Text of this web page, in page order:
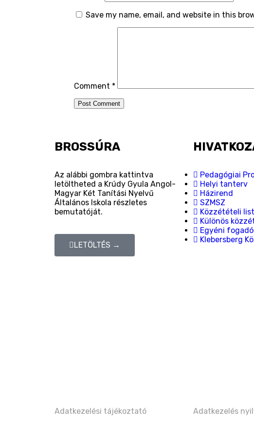
Save my name, email, and website in this
Comment *
BROSSÚRA
Az alábbi gombra kattintva
letöltheted a Krúdy Gyula Angol-
Magyar Két Tanítási Nyelvű
Általános Iskola részletes
bemutatóját.
LETÖLTÉS →
Pedagógiai
Helyi tanterv
Házirend
SZMSZ
Közzétételi
Különös
Egyéni
Klebersberg
Adatkezelési tájékoztató Adatkezelés